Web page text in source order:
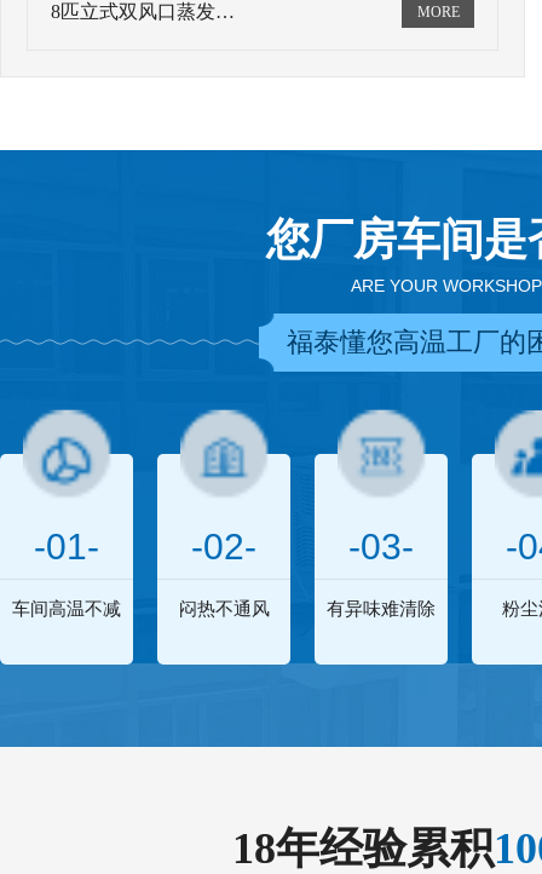
8匹立式双风口蒸发…
您厂房车间
ARE YOUR
福泰懂您高温工厂的
-01-
车间高温不减
-02-
闷热不通风
-03-
有异味难清除
-
粉尘
18年经验累积